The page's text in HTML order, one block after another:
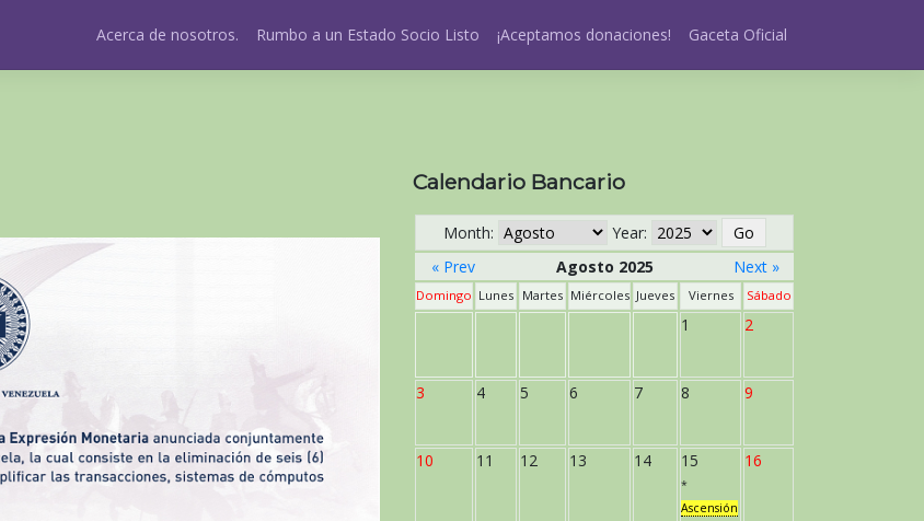
Acerca de nosotros. Rumbo a un Estado Socio Listo ¡Aceptamos donaciones! Gaceta Oficial
Calendario Bancario
Month:
Year:
« Prev
Agosto 2025 Next »
Domingo Lunes Martes Miércoles Jueves Viernes Sábado
1 2
3 4 5 6 7 8 9
10 11 12 13 14 15
*
Ascensión
16